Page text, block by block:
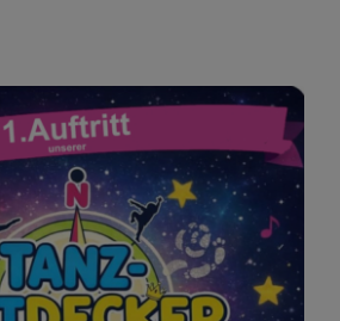
der Tanzentdecker am
13.06.2026